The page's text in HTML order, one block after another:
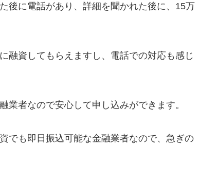
後に電話があり、詳細を聞かれた後に、15万
融資してもらえますし、電話での対応も感じ
者なので安心して申し込みができます。
でも即日振込可能な金融業者なので、急ぎの